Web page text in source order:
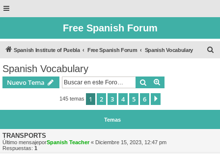
Free Spanish Forum
Spanish Institute of Puebla Free Spanish Forum Spanish Vocabulary
Spanish Vocabulary
Nuevo Tema Buscar
145 temas 1 2 3 4 5 6
Temas
TRANSPORTS
Último mensajeporSpanish Teacher« Diciembre 15, 2023, 12:47 pm
Respuestas: 1